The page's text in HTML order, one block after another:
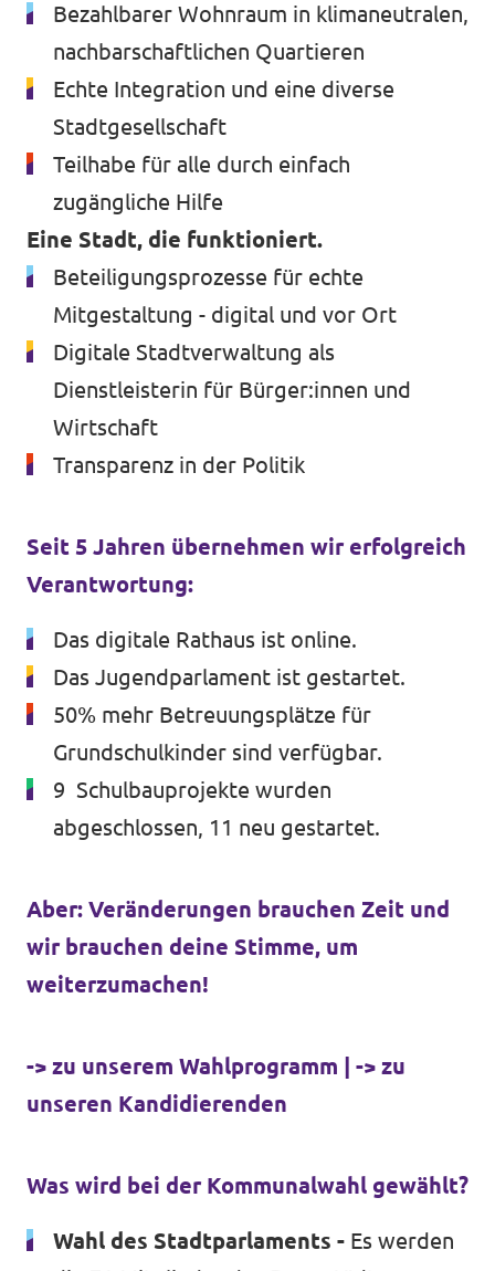
Bezahlbarer Wohnraum in klimaneutralen,
nachbarschaftlichen Quartieren
Echte Integration und eine diverse
Stadtgesellschaft
Teilhabe für alle durch einfach
zugängliche Hilfe
Eine Stadt, die funktioniert.
Beteiligungsprozesse für echte
Mitgestaltung - digital und vor Ort
Digitale Stadtverwaltung als
Dienstleisterin für Bürger:innen und
Wirtschaft
Transparenz in der Politik
Seit 5 Jahren übernehmen wir erfolgreich
Verantwortung:
Das digitale Rathaus ist online.
Das Jugendparlament ist gestartet.
50% mehr Betreuungsplätze für
Grundschulkinder sind verfügbar.
9 Schulbauprojekte wurden
abgeschlossen, 11 neu gestartet.
Aber: Veränderungen brauchen Zeit und
wir brauchen deine Stimme, um
weiterzumachen!
-> zu unserem Wahlprogramm
-> zu
unseren Kandidierenden
Was wird bei der Kommunalwahl gewählt?
Wahl des Stadtparlaments - Es werden